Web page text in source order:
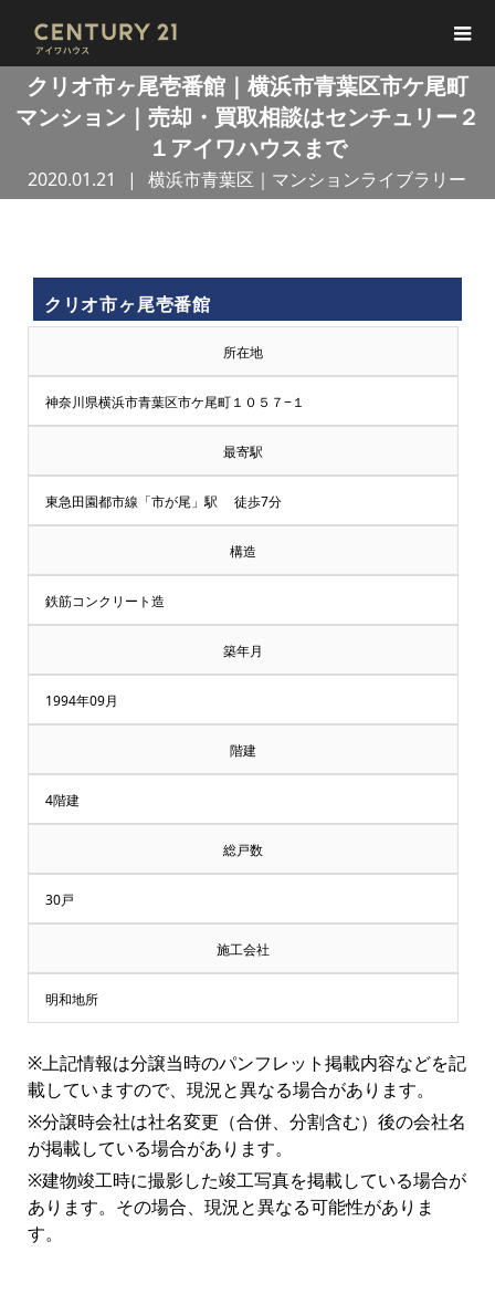
クリオ市ヶ尾壱番館｜横浜市青葉区市ケ尾町
マンション｜売却・買取相談はセンチュリー２
１アイワハウスまで
2020.01.21 横浜市青葉区｜マンションライブラリー
買
取
王
で
売
却・
取
談
付
中
♪
マ
ン
シ
ョ
ン
クリオ市ヶ尾壱番館
所在地
神奈川県横浜市青葉区市ケ尾町１０５７−１
最寄駅
東急田園都市線「市が尾」駅 徒歩7分
構造
鉄筋コンクリート造
築年月
1994年09月
階建
4階建
総戸数
30戸
施工会社
明和地所
※上記情報は分譲当時のパンフレット掲載内容などを記
載していますので、現況と異なる場合があります。
※分譲時会社は社名変更（合併、分割含む）後の会社名
が掲載している場合があります。
※建物竣工時に撮影した竣工写真を掲載している場合が
あります。その場合、現況と異なる可能性がありま
す。